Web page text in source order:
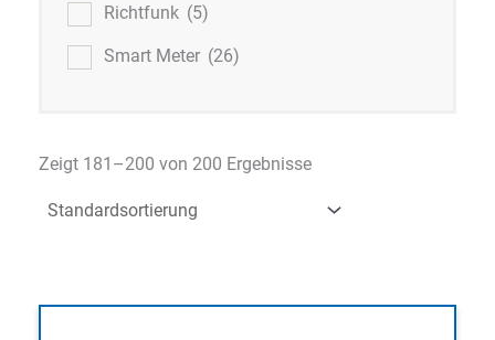
Richtfunk (5)
Smart Meter (26)
Zeigt 181–200 von 200 Ergebnisse